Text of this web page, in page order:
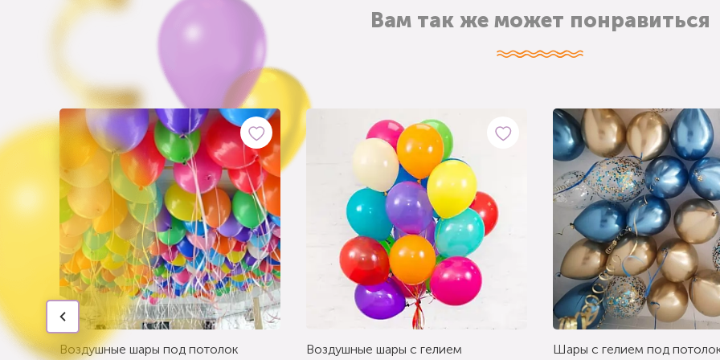
Вам так же может понравиться
Воздушные шары под потолок
Воздушные шары с гелием
Шары с гелием под